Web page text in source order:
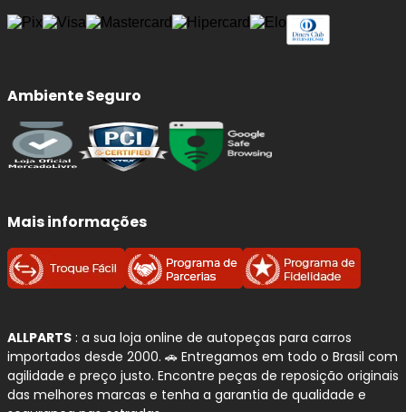
Ambiente Seguro
Mais informações
ALLPARTS : a sua loja online de autopeças para carros
importados desde 2000. 🚗 Entregamos em todo o Brasil com
agilidade e preço justo. Encontre peças de reposição originais
das melhores marcas e tenha a garantia de qualidade e